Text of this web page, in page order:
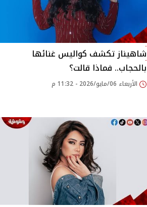
شاهيناز تكشف كواليس غنائها
بالحجاب.. فماذا قالت؟
الأربعاء 06/مايو/2026 - 11:32 م